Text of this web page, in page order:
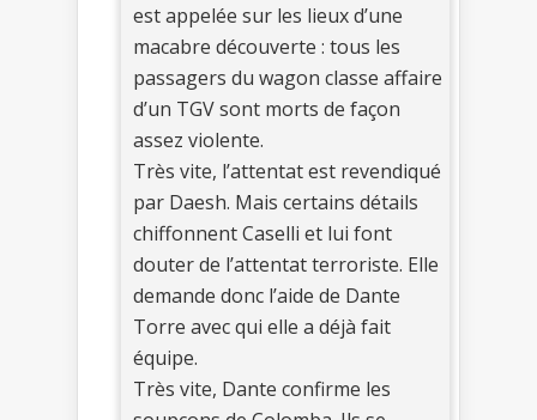
est appelée sur les lieux d’une
macabre découverte : tous les
passagers du wagon classe affaire
d’un TGV sont morts de façon
assez violente.
Très vite, l’attentat est revendiqué
par Daesh. Mais certains détails
chiffonnent Caselli et lui font
douter de l’attentat terroriste. Elle
demande donc l’aide de Dante
Torre avec qui elle a déjà fait
équipe.
Très vite, Dante confirme les